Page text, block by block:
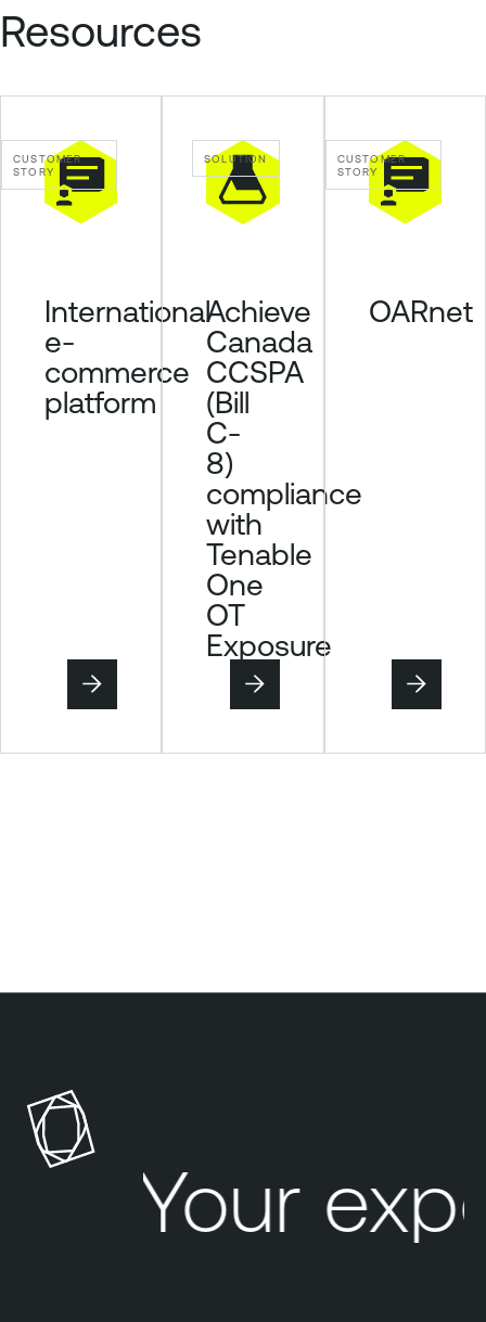
Resources
CUSTOMER
STORY
International
e-
commerce
platform
SOLUTION
Achieve
Canada
CCSPA
(Bill
C-
8)
compliance
with
Tenable
One
OT
Exposure
CUSTOMER
STORY
OARnet
Your